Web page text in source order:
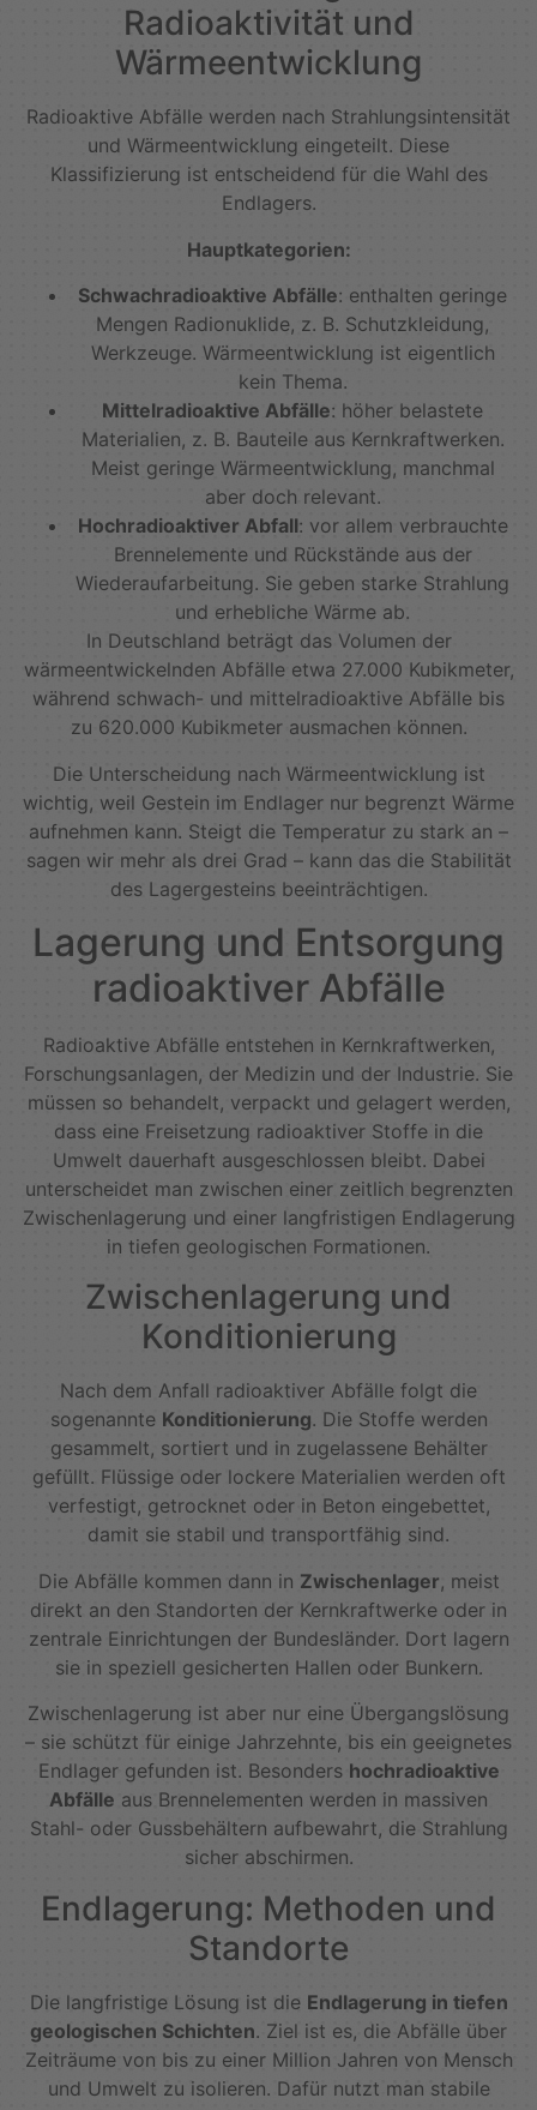
Radioaktivität und
Wärmeentwicklung
Radioaktive Abfälle werden nach Strahlungsintensität
und Wärmeentwicklung eingeteilt. Diese
Klassifizierung ist entscheidend für die Wahl des
Endlagers.
Hauptkategorien:
Schwachradioaktive Abfälle: enthalten geringe
Mengen Radionuklide, z. B. Schutzkleidung,
Werkzeuge. Wärmeentwicklung ist eigentlich
kein Thema.
Mittelradioaktive Abfälle: höher belastete
Materialien, z. B. Bauteile aus Kernkraftwerken.
Meist geringe Wärmeentwicklung, manchmal
aber doch relevant.
Hochradioaktiver Abfall: vor allem verbrauchte
Brennelemente und Rückstände aus der
Wiederaufarbeitung. Sie geben starke Strahlung
und erhebliche Wärme ab.
In Deutschland beträgt das Volumen der
wärmeentwickelnden Abfälle etwa 27.000 Kubikmeter,
während schwach- und mittelradioaktive Abfälle bis
zu 620.000 Kubikmeter ausmachen können.
Die Unterscheidung nach Wärmeentwicklung ist
wichtig, weil Gestein im Endlager nur begrenzt Wärme
aufnehmen kann. Steigt die Temperatur zu stark an –
sagen wir mehr als drei Grad – kann das die Stabilität
des Lagergesteins beeinträchtigen.
Lagerung und Entsorgung
radioaktiver Abfälle
Radioaktive Abfälle entstehen in Kernkraftwerken,
Forschungsanlagen, der Medizin und der Industrie. Sie
müssen so behandelt, verpackt und gelagert werden,
dass eine Freisetzung radioaktiver Stoffe in die
Umwelt dauerhaft ausgeschlossen bleibt. Dabei
unterscheidet man zwischen einer zeitlich begrenzten
Zwischenlagerung und einer langfristigen Endlagerung
in tiefen geologischen Formationen.
Zwischenlagerung und
Konditionierung
Nach dem Anfall radioaktiver Abfälle folgt die
sogenannte Konditionierung. Die Stoffe werden
gesammelt, sortiert und in zugelassene Behälter
gefüllt. Flüssige oder lockere Materialien werden oft
verfestigt, getrocknet oder in Beton eingebettet,
damit sie stabil und transportfähig sind.
Die Abfälle kommen dann in Zwischenlager, meist
direkt an den Standorten der Kernkraftwerke oder in
zentrale Einrichtungen der Bundesländer. Dort lagern
sie in speziell gesicherten Hallen oder Bunkern.
Zwischenlagerung ist aber nur eine Übergangslösung
– sie schützt für einige Jahrzehnte, bis ein geeignetes
Endlager gefunden ist. Besonders hochradioaktive
Abfälle aus Brennelementen werden in massiven
Stahl- oder Gussbehältern aufbewahrt, die Strahlung
sicher abschirmen.
Endlagerung: Methoden und
Standorte
Die langfristige Lösung ist die Endlagerung in tiefen
geologischen Schichten. Ziel ist es, die Abfälle über
Zeiträume von bis zu einer Million Jahren von Mensch
und Umwelt zu isolieren. Dafür nutzt man stabile